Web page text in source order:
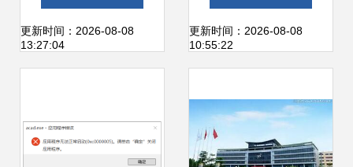
Domain架构在企业
更新时间：2026-08-08
13:27:04
——助力高精度设
更新时间：2026-08-08
10:55:22